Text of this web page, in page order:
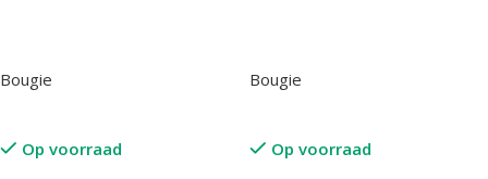
Bougie
Op voorraad
Bougie
Op voorraad